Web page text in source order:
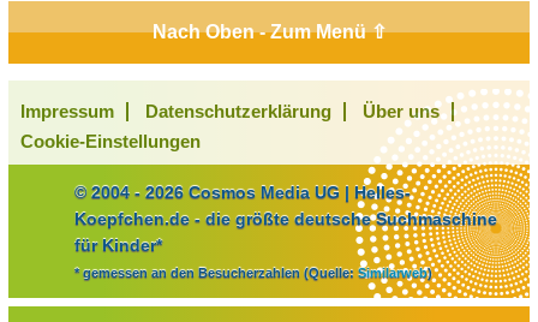
Nach Oben - Zum Menü ⇧
Impressum Datenschutzerklärung
Über uns
Cookie-Einstellungen
© 2004 - 2026 Cosmos Media UG | Helles-
Koepfchen.de - die größte deutsche Suchmaschine
für Kinder*
* gemessen an den Besucherzahlen (Quelle: Similarweb)